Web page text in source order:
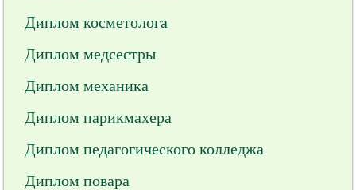
Диплом косметолога
Диплом медсестры
Диплом механика
Диплом парикмахера
Диплом педагогического колледжа
Диплом повара